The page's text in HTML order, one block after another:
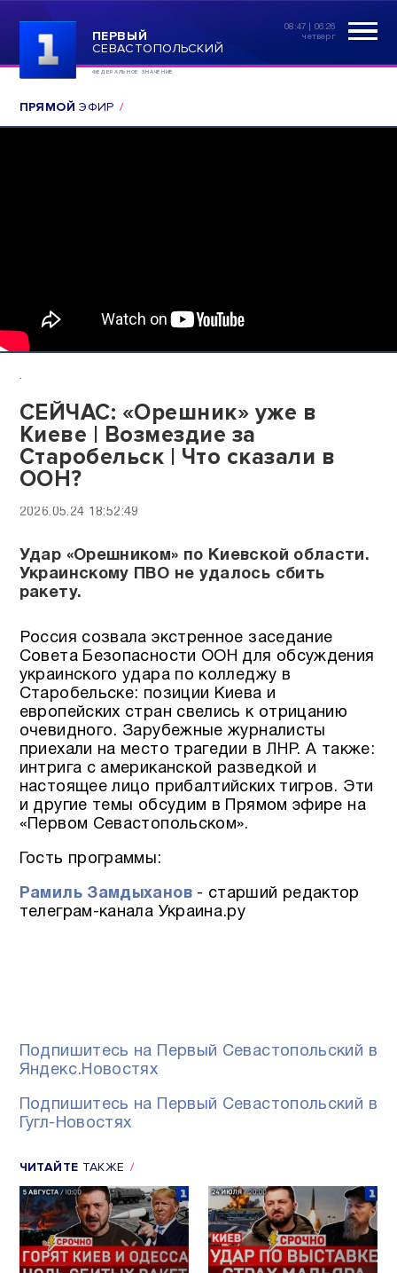
ПЕРВЫЙ
СЕВАСТОПОЛЬСКИЙ
ФЕДЕРАЛЬНОЕ ЗНАЧЕНИЕ
08:47 | 06.26
четверг
ПРЯМОЙ ЭФИР
.
СЕЙЧАС: «Орешник» уже в
Киеве | Возмездие за
Старобельск | Что сказали в
ООН?
2026.05.24 18:52:49
Удар «Орешником» по Киевской области.
Украинскому ПВО не удалось сбить
ракету.
Россия созвала экстренное заседание
Совета Безопасности ООН для обсуждения
украинского удара по колледжу в
Старобельске: позиции Киева и
европейских стран свелись к отрицанию
очевидного. Зарубежные журналисты
приехали на место трагедии в ЛНР. А также:
интрига с американской разведкой и
настоящее лицо прибалтийских тигров. Эти
и другие темы обсудим в Прямом эфире на
«Первом Севастопольском».
Гость программы:
Рамиль Замдыханов- старший редактор
телеграм-канала Украина.ру
Подпишитесь на Первый Севастопольский в
Яндекс.Новостях
Подпишитесь на Первый Севастопольский в
Гугл-Новостях
ЧИТАЙТЕ ТАКЖЕ